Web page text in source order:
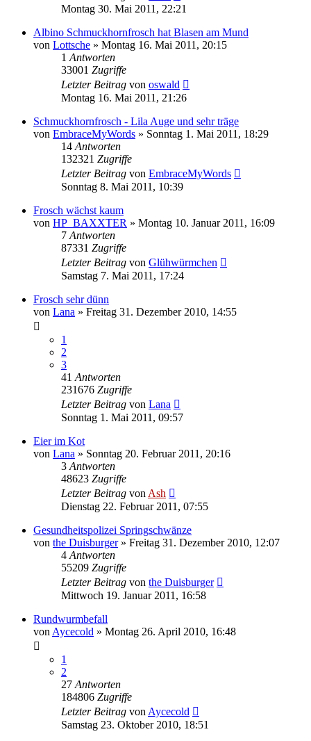
Montag 30. Mai 2011, 22:21
Albino Schmuckhornfrosch hat Blasen am Mund
von Lottsche » Montag 16. Mai 2011, 20:15
1 Antworten
33001 Zugriffe
Letzter Beitrag von oswald
Montag 16. Mai 2011, 21:26
Schmuckhornfrosch - Lila Auge und sehr träge
von EmbraceMyWords » Sonntag 1. Mai 2011, 18:29
14 Antworten
132321 Zugriffe
Letzter Beitrag von EmbraceMyWords
Sonntag 8. Mai 2011, 10:39
Frosch wächst kaum
von HP_BAXXTER » Montag 10. Januar 2011, 16:09
7 Antworten
87331 Zugriffe
Letzter Beitrag von Glühwürmchen
Samstag 7. Mai 2011, 17:24
Frosch sehr dünn
von Lana » Freitag 31. Dezember 2010, 14:55
1
2
3
41 Antworten
231676 Zugriffe
Letzter Beitrag von Lana
Sonntag 1. Mai 2011, 09:57
Eier im Kot
von Lana » Sonntag 20. Februar 2011, 20:16
3 Antworten
48623 Zugriffe
Letzter Beitrag von Ash
Dienstag 22. Februar 2011, 07:55
Gesundheitspolizei Springschwänze
von the Duisburger» Freitag 31. Dezember 2010, 12:07
4 Antworten
55209 Zugriffe
Letzter Beitrag von the Duisburger
Mittwoch 19. Januar 2011, 16:58
Rundwurmbefall
von Aycecold » Montag 26. April 2010, 16:48
1
2
27 Antworten
184806 Zugriffe
Letzter Beitrag von Aycecold
Samstag 23. Oktober 2010, 18:51